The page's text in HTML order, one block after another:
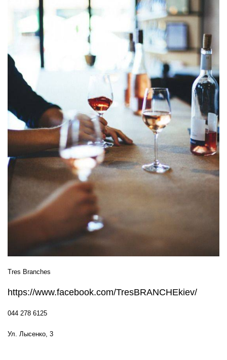
Tres Branches
https://www.facebook.com/TresBRANCHEkiev/
044 278 6125
Ул. Лысенко, 3